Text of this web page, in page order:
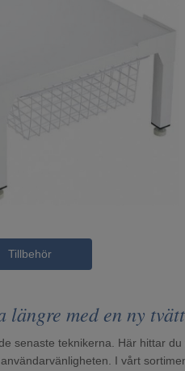
Tillbehör
med en ny
teknikerna. Här hittar
I vårt